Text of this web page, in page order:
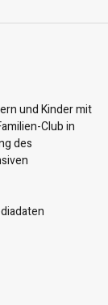
und Kinder mit
Club in
des